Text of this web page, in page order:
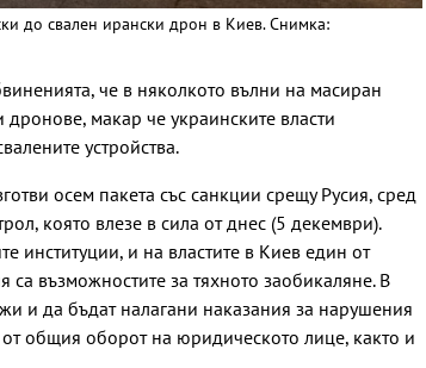
до свален ирански дрон в Киев. Снимка:
че в няколкото вълни на масиран
макар че украинските власти
устройства.
осем пакета със санкции срещу Русия, сред
която влезе в сила от днес (5 декември).
институции, и на властите в Киев един от
възможностите за тяхното заобикаляне. В
и да бъдат налагани наказания за нарушения
общия оборот на юридическото лице, както и
популярна игра
Румен Радев: Дрон е
Утре ограничават
движението на
камиони над 20 тона